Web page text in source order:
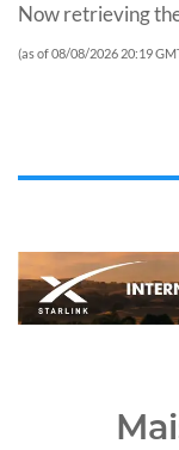
Now retrieving
(as of 08/08/2026 20:19